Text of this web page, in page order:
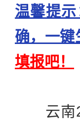
温馨提
确，一键
填报吧！
云南